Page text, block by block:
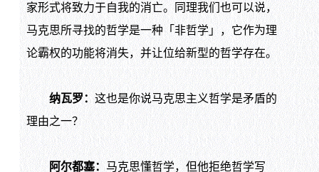
家形式将致力于自我的消亡。同理我们也可以说，
马克思所寻找的哲学是一种「非哲学」，它作为理
论霸权的功能将消失，并让位给新型的哲学存在。
纳瓦罗： 这也是你说马克思主义哲学是矛盾的
理由之一？
阿尔都塞： 马克思懂哲学，但他拒绝哲学写